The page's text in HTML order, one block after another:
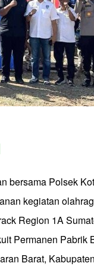
bersama Polsek
kegiatan
Region 1A
Permanen Pabrik
Barat,